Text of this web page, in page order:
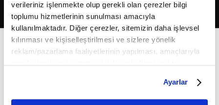
verileriniz işlenmekte olup gerekli olan çerezler bilgi
toplumu hizmetlerinin sunulması amacıyla
kullanılmaktadır. Diğer çerezler, sitemizin daha işlevsel
kılınması ve kişiselleştirilmesi ve sizlere yönelik
reklam/pazarlama faaliyetlerinin yapılması, amaçlarıyla
belirleyebilirsiniz. Çerezlere ilişkin detaylı bilgi için
Ayarlar butonuna tıklayabilir,Çerez Bilgilendirme
Ayarlar